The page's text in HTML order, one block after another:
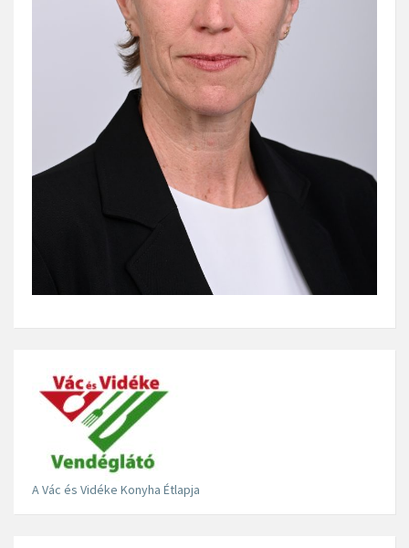
A Vác és Vidéke Konyha Étlapja